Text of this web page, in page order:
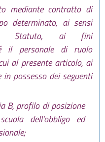
mediante contratto di
determinato, ai sensi
Statuto, ai fini
il personale di ruolo
al presente articolo, ai
in possesso dei seguenti
B, profilo di posizione
dell'obbligo ed